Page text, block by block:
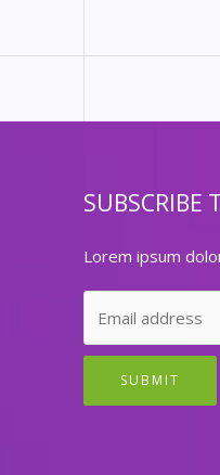
SUBSCRIBE
Lorem ipsum
SUBMIT